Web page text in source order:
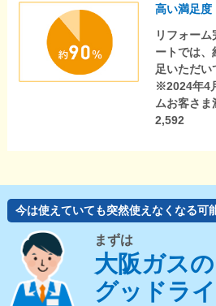
高い満足度
リフォー
ートでは、
足いただい
※2024年4
ムお客さま
2,592
今は使えていても突然使えなくなる可
まずは
大阪ガスの
グッドラ